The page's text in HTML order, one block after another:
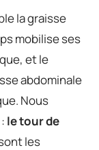
la graisse
mobilise ses
et le
abdominale
Nous
le tour de
les